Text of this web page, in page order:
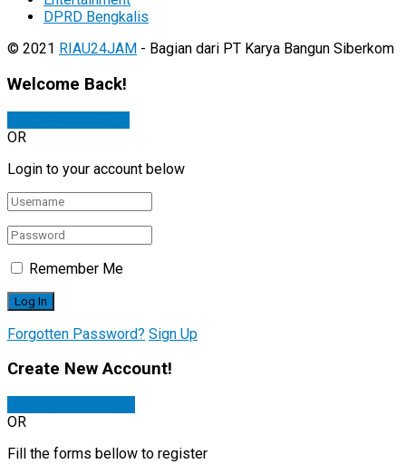
DPRD Bengkalis
© 2021 RIAU24JAM - Bagian dari PT Karya Bangun Siberkom
Welcome Back!
OR
Login to your account below
Remember Me
Forgotten Password? Sign Up
Create New Account!
OR
Fill the forms bellow to register